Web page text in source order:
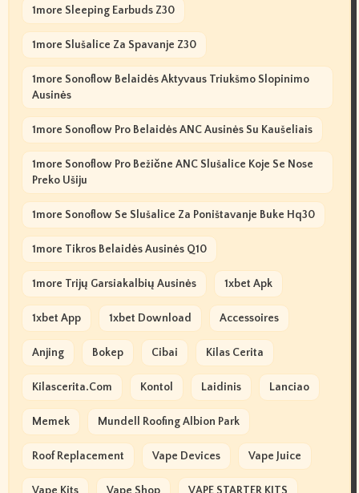
1more Sleeping Earbuds Z30
1more Slušalice Za Spavanje Z30
1more Sonoflow Belaidės Aktyvaus Triukšmo Slopinimo
Ausinės
1more Sonoflow Pro Belaidės ANC Ausinės Su Kaušeliais
1more Sonoflow Pro Bežične ANC Slušalice Koje Se Nose
Preko Ušiju
1more Sonoflow Se Slušalice Za Poništavanje Buke Hq30
1more Tikros Belaidės Ausinės Q10
1more Trijų Garsiakalbių Ausinės 1xbet Apk
1xbet App 1xbet Download Accessoires
Anjing Bokep Cibai Kilas Cerita
Kilascerita.com Kontol Laidinis Lanciao
Memek Mundell Roofing Albion Park
Roof Replacement Vape Devices Vape Juice
Vape Kits Vape Shop VAPE STARTER KITS